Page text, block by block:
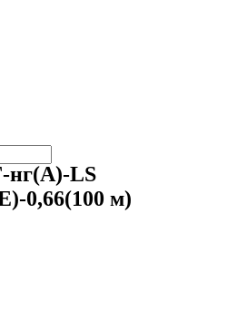
нг(А)-LS
0,66(100 м)